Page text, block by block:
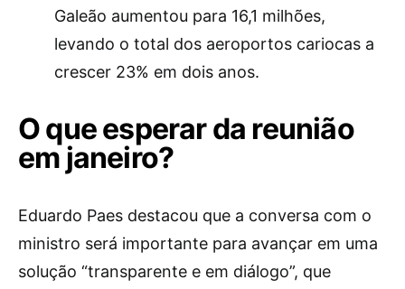
Galeão aumentou para 16,1 milhões,
levando o total dos aeroportos cariocas a
crescer 23% em dois anos.
O que esperar da reunião
em janeiro?
Eduardo Paes destacou que a conversa com o
ministro será importante para avançar em uma
solução “transparente e em diálogo”, que